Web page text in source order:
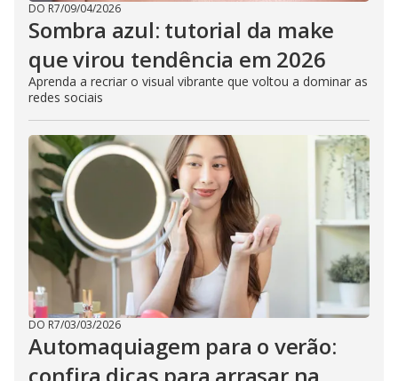
DO R7/09/04/2026
Sombra azul: tutorial da make
que virou tendência em 2026
Aprenda a recriar o visual vibrante que voltou a dominar as
redes sociais
DO R7/03/03/2026
Automaquiagem para o verão: